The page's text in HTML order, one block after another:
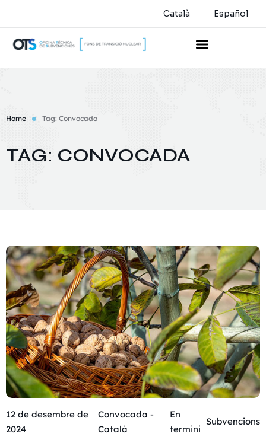
Català Español
Home Tag: Convocada
TAG: CONVOCADA
12 de desembre de
2024
Convocada -
Català
En
termini
Subvencions